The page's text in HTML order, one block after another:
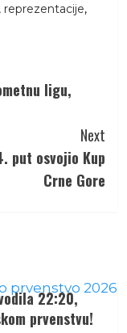
, reprezentacije,
ligu,
Next
put osvojio Kup
Crne Gore
22:20,
prvenstvu!